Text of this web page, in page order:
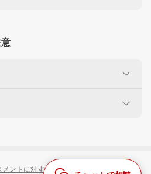
ください
ントに対する対応ポリシー